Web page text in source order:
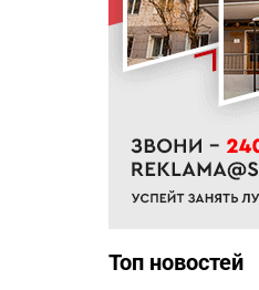
помощи
года:
Топ новостей